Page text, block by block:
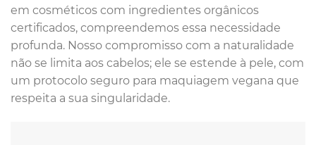
em cosméticos com ingredientes orgânicos
certificados, compreendemos essa necessidade
profunda. Nosso compromisso com a naturalidade
não se limita aos cabelos; ele se estende à pele, com
um protocolo seguro para maquiagem vegana que
respeita a sua singularidade.